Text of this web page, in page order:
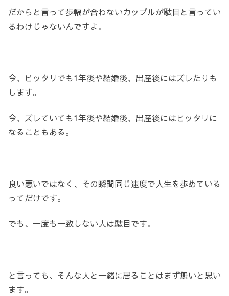
だからと言って歩幅が合わないカップルが駄目と言ってい
るわけじゃないんですよ。
今、ピッタリでも1年後や結婚後、出産後にはズレたりも
します。
今、ズレていても1年後や結婚後、出産後にはピッタリに
なることもある。
良い悪いではなく、その瞬間同じ速度で人生を歩めている
ってだけです。
でも、一度も一致しない人は駄目です。
と言っても、そんな人と一緒に居ることはまず無いと思い
ます。